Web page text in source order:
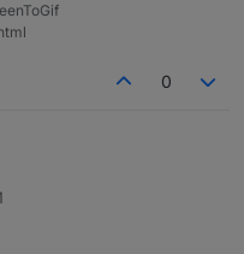
0
dem nmap einlesen nicht
dieses script